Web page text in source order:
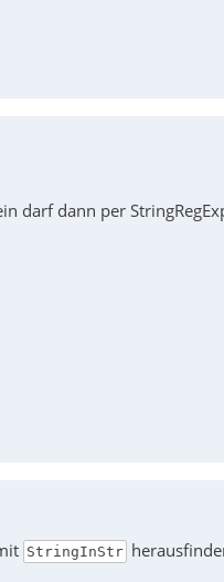
darf dann per
StringInStr